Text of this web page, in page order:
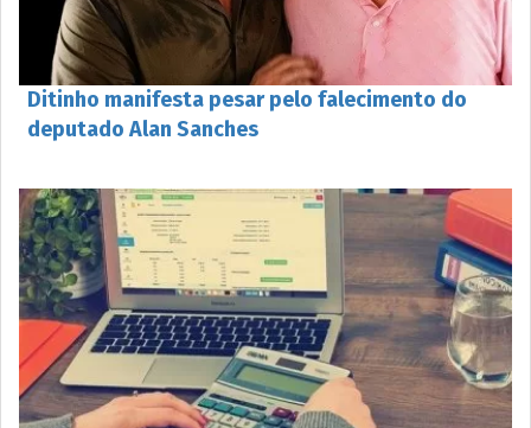
Ditinho manifesta pesar pelo falecimento do
deputado Alan Sanches